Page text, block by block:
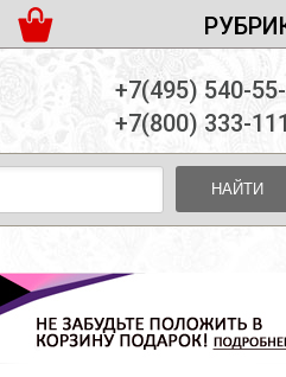
И ОПЛАТА
ПАРФЮМЕРИЯ
ПАРФЮМЕРИЯ
ПАРФЮМЕРИЯ
НАБОРЫ
НАБОРЫ
НАБОРЫ
ЗА ЛИЦОМ
+7(495) 540-
+7(800) 333-
НАЙТИ